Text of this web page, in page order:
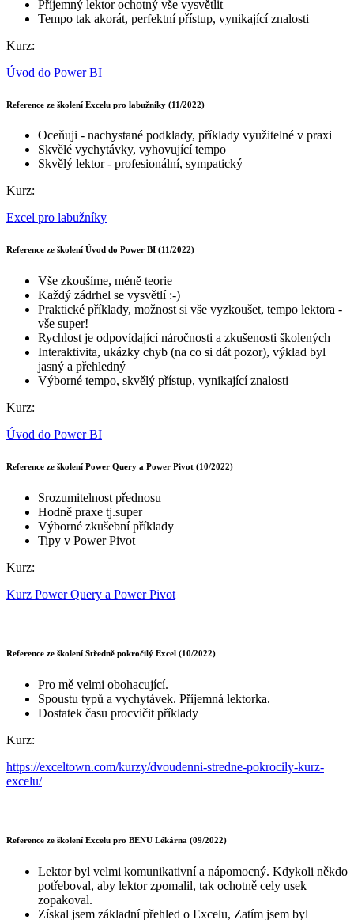
Příjemný lektor ochotný vše vysvětlit
Tempo tak akorát, perfektní přístup, vynikající znalosti
Kurz:
Úvod do Power BI
Reference ze školení Excelu pro labužníky (11/2022)
Oceňuji - nachystané podklady, příklady využitelné v praxi
Skvělé vychytávky, vyhovující tempo
Skvělý lektor - profesionální, sympatický
Kurz:
Excel pro labužníky
Reference ze školení Úvod do Power BI (11/2022)
Vše zkoušíme, méně teorie
Každý zádrhel se vysvětlí :-)
Praktické příklady, možnost si vše vyzkoušet, tempo lektora -
vše super!
Rychlost je odpovídající náročnosti a zkušenosti školených
Interaktivita, ukázky chyb (na co si dát pozor), výklad byl
jasný a přehledný
Výborné tempo, skvělý přístup, vynikající znalosti
Kurz:
Úvod do Power BI
Reference ze školení Power Query a Power Pivot (10/2022)
Srozumitelnost přednosu
Hodně praxe tj.super
Výborné zkušební příklady
Tipy v Power Pivot
Kurz:
Kurz Power Query a Power Pivot
Reference ze školení Středně pokročilý Excel (10/2022)
Pro mě velmi obohacující.
Spoustu typů a vychytávek. Příjemná lektorka.
Dostatek času procvičit příklady
Kurz:
https://exceltown.com/kurzy/dvoudenni-stredne-pokrocily-kurz-
excelu/
Reference ze školení Excelu pro BENU Lékárna (09/2022)
Lektor byl velmi komunikativní a nápomocný. Kdykoli někdo
potřeboval, aby lektor zpomalil, tak ochotně cely usek
zopakoval.
Získal jsem základní přehled o Excelu, Zatím jsem byl